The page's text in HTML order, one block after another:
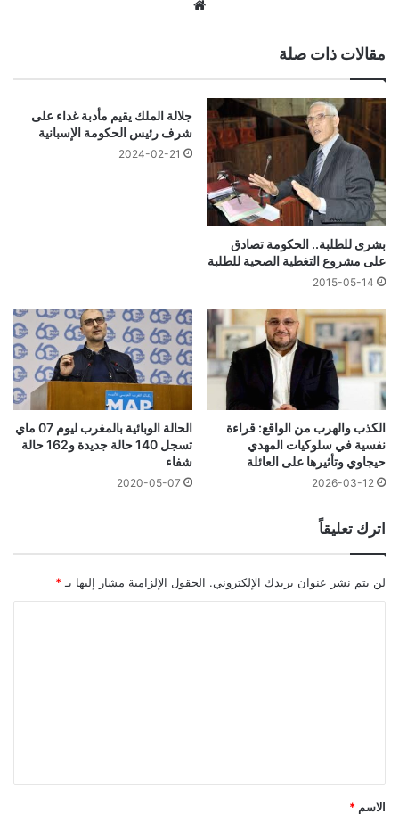
مقالات ذات صلة
بشرى للطلبة.. الحكومة تصادق
على مشروع التغطية الصحية للطلبة
2015-05-14
جلالة الملك يقيم مأدبة غداء على
شرف رئيس الحكومة الإسبانية
2024-02-21
الكذب والهرب من الواقع: قراءة
نفسية في سلوكيات المهدي
حيجاوي وتأثيرها على العائلة
2026-03-12
الحالة الوبائية بالمغرب ليوم 07 ماي
تسجل 140 حالة جديدة و162 حالة
شفاء
2020-05-07
اترك تعليقاً
لن يتم نشر عنوان بريدك الإلكتروني. الحقول الإلزامية مشار إليها بـ *
*
الاسم *